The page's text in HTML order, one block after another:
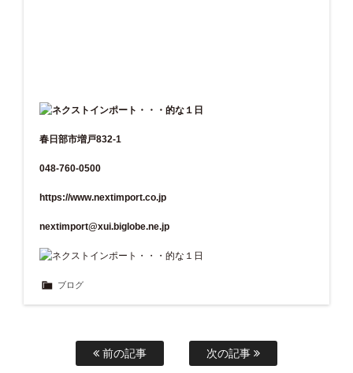
春日部市増戸832-1
048-760-0500
https://www.nextimport.co.jp
nextimport@xui.biglobe.ne.jp
ブログ
前の記事 次の記事